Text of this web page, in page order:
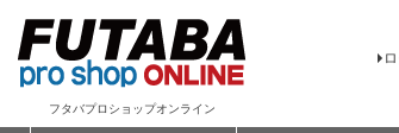
フタバプロショップオンライン